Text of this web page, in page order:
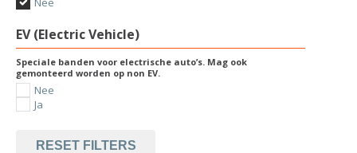
EV (Electric Vehicle)
Speciale banden voor electrische auto’s. Mag ook
gemonteerd worden op non EV.
Nee
Ja
RESET FILTERS